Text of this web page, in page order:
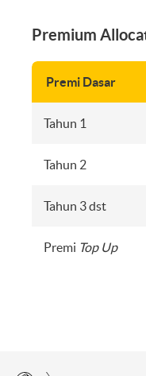
Premium
Premi Dasar
Tahun 1
Tahun 2
Tahun 3 dst
Premi Top Up